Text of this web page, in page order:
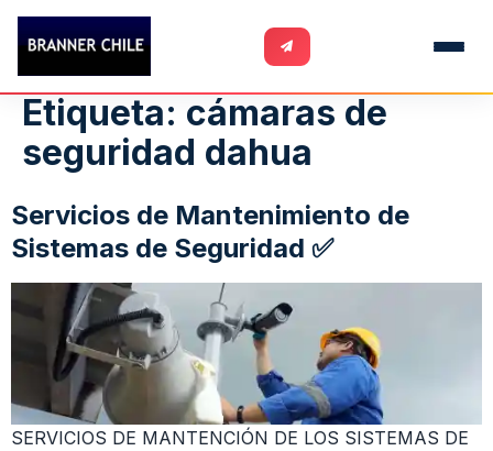
Etiqueta: cámaras de
seguridad dahua
Servicios de Mantenimiento de
Sistemas de Seguridad ✅
SERVICIOS DE MANTENCIÓN DE LOS SISTEMAS DE